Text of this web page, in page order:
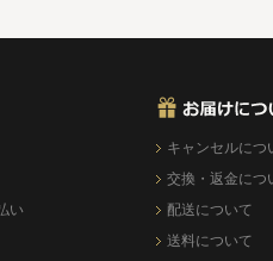
い
キャンセルにつ
交換・返金につ
配送について
送料について